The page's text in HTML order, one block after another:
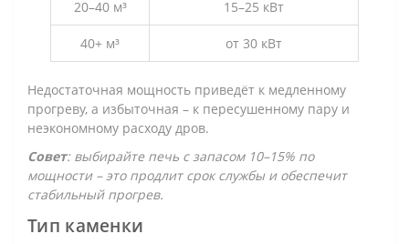
20–40 м³ 15–25 кВт
40+ м³ от 30 кВт
Недостаточная мощность приведёт к медленному
прогреву, а избыточная – к пересушенному пару и
неэкономному расходу дров.
Совет: выбирайте печь с запасом 10–15% по
мощности – это продлит срок службы и обеспечит
стабильный прогрев.
Тип каменки